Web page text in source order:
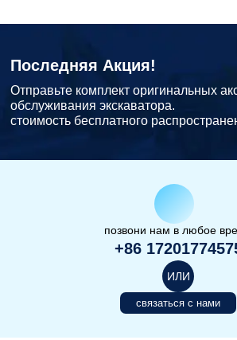
Последняя Акция!
Отправьте комплект оригинальных
обслуживания экскаватора.
стоимость бесплатного
позвони нам в любое
+86
ИЛИ
связаться с нами